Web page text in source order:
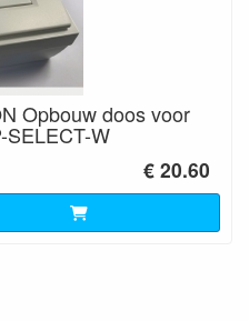
Opbouw doos voor
SELECT-W
€ 20.60